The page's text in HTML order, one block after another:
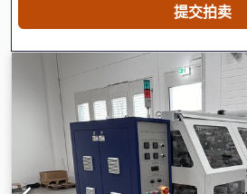
提交拍卖